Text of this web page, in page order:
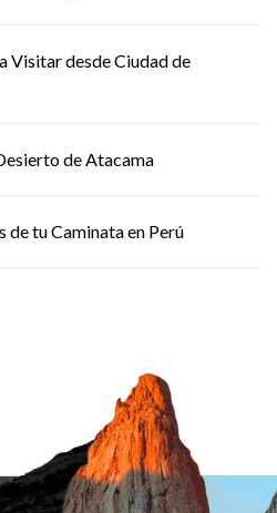
Visitar desde Ciudad de
de Atacama
de tu Caminata en Perú